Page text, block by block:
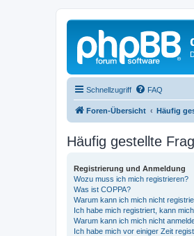
Schnellzugriff FAQ
Foren-Übersicht Häufig
Häufig gestellte
Registrierung und Anmeldung
Wozu muss ich mich registrieren?
Was ist COPPA?
Warum kann ich mich nicht
Ich habe mich registriert, kann
Warum kann ich mich nicht
Ich habe mich vor einiger Zeit